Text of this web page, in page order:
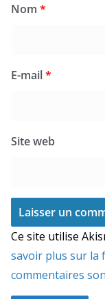
Nom *
E-mail*
Site web
Ce site utilise
savoir plus sur la
commentaires